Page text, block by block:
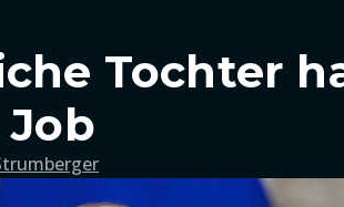
Tochter